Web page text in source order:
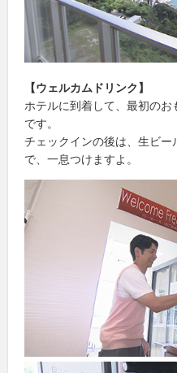
【ウェルカムドリンク】
ホテルに到着して、最初の
です。
チェックインの後は、生ビ
で、一息つけますよ。